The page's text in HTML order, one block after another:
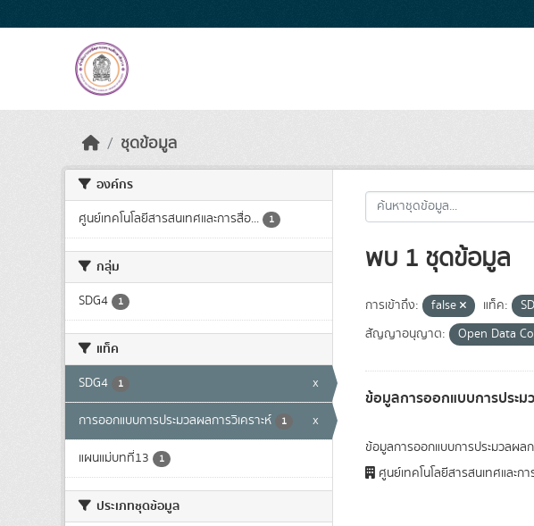
ชุดข้อมูล
องค์กร
ศูนย์เทคโนโลยีสารสนเทศและการสื่อ... 1
กลุ่ม
SDG4 1
แท็ค
SDG4 1 x
การออกแบบการประมวลผลการวิเคราะห์ 1 x
แผนแม่บทที่13 1
ประเภทชุดข้อมูล
พบ 1 ชุดข้อมูล
การเข้าถึง: false แท็ค:
สัญญาอนุญาต:
Open Data
ข้อมูลการออกแบบการประม
ข้อมูลการออกแบบการประมวลผลก
ศูนย์เทคโนโลยีสารสนเทศและก